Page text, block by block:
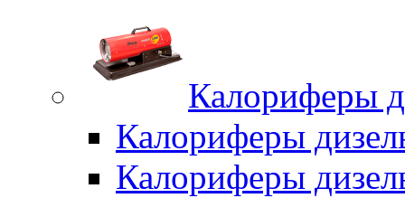
Калориферы
Калориферы
Калориферы